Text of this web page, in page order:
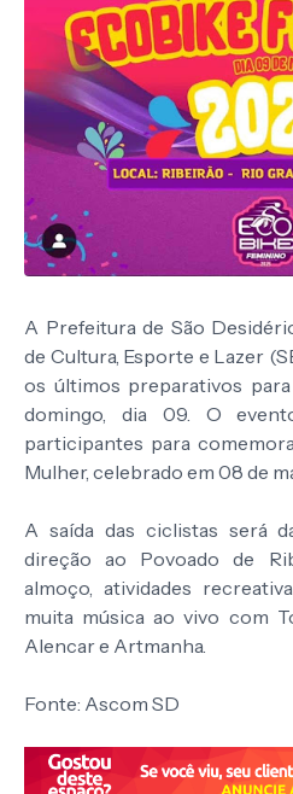
A Prefeitura de São
de Cultura, Esporte e Lazer
os últimos preparativos
domingo, dia 09. O
participantes para
Mulher, celebrado em 08 de
A saída das ciclistas será
direção ao Povoado de
almoço, atividades
muita música ao vivo com
Alencar e Artmanha.
Fonte: Ascom SD